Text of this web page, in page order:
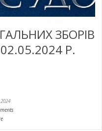
ЗБОРІВ
Р.